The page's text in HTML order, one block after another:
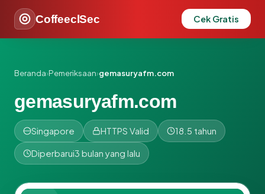
CoffeeclSec Cek Gratis
Beranda›Pemeriksaan›gemasuryafm.com
gemasuryafm.com
Singapore HTTPS Valid 18.5 tahun
Diperbarui3 bulan yang lalu